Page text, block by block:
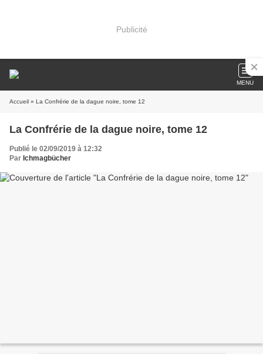
Publicité
MENU
Accueil » La Confrérie de la dague noire, tome 12
La Confrérie de la dague noire, tome 12
Publié le 02/09/2019 à 12:32
Par Ichmagbücher